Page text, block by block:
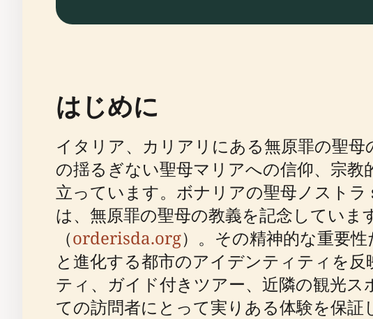
はじめに
イタリア、カリアリにある無原罪の聖
の揺るぎない聖母マリアへの信仰、宗
立っています。ボナリアの聖母ノスト
は、無原罪の聖母の教義を記念してい
（orderisda.org）。その精神的な重要
と進化する都市のアイデンティティを
ティ、ガイド付きツアー、近隣の観光
ての訪問者にとって実りある体験を保証